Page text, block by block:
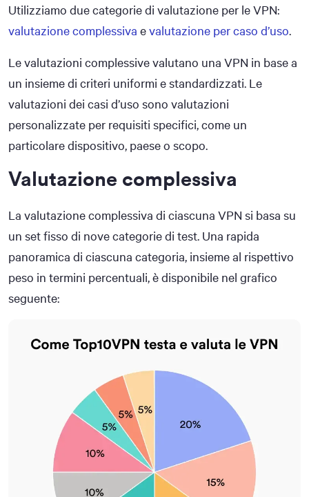
Utilizziamo due categorie di valutazione per le VPN:
valutazione complessiva evalutazione per caso d’uso.
Le valutazioni complessive valutano una VPN in base a
un insieme di criteri uniformi e standardizzati. Le
valutazioni dei casi d’uso sono valutazioni
personalizzate per requisiti specifici, come un
particolare dispositivo, paese o scopo.
Valutazione complessiva
La valutazione complessiva di ciascuna VPN si basa su
un set fisso di nove categorie di test. Una rapida
panoramica di ciascuna categoria, insieme al rispettivo
peso in termini percentuali, è disponibile nel grafico
seguente: